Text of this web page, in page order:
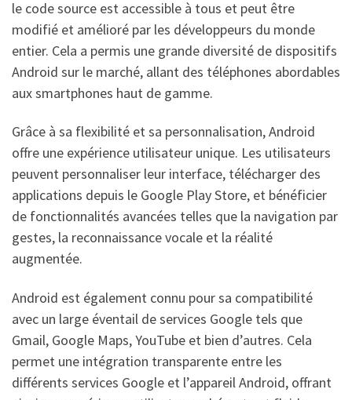
le code source est accessible à tous et peut être
modifié et amélioré par les développeurs du monde
entier. Cela a permis une grande diversité de dispositifs
Android sur le marché, allant des téléphones abordables
aux smartphones haut de gamme.
Grâce à sa flexibilité et sa personnalisation, Android
offre une expérience utilisateur unique. Les utilisateurs
peuvent personnaliser leur interface, télécharger des
applications depuis le Google Play Store, et bénéficier
de fonctionnalités avancées telles que la navigation par
gestes, la reconnaissance vocale et la réalité
augmentée.
Android est également connu pour sa compatibilité
avec un large éventail de services Google tels que
Gmail, Google Maps, YouTube et bien d’autres. Cela
permet une intégration transparente entre les
différents services Google et l’appareil Android, offrant